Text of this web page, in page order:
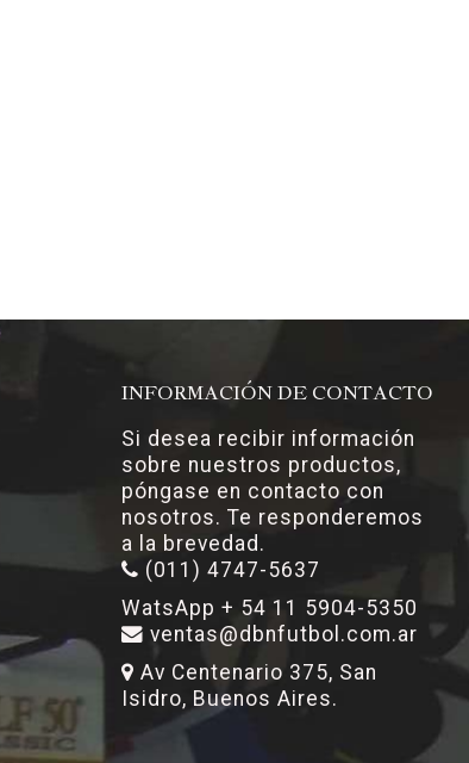
INFORMACIÓN DE CONTACTO
Si desea recibir información
sobre nuestros productos,
póngase en contacto con
nosotros. Te responderemos
a la brevedad.
(011) 4747-5637
WatsApp + 54 11 5904-5350
ventas@dbnfutbol.com.ar
Av Centenario 375, San
Isidro, Buenos Aires.